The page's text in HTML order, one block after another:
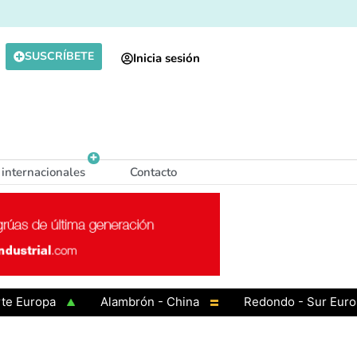
SUSCRÍBETE Inicia sesión
Contacto
Alambrón - China Redondo - Sur Europa